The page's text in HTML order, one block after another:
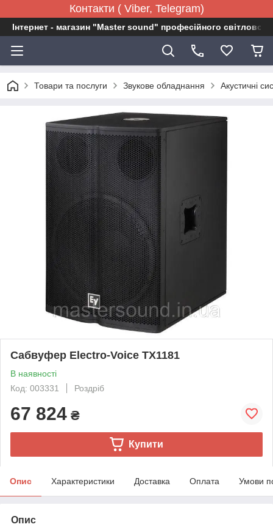
Контакти ( Viber, Telegram)
Інтернет - магазин "Master sound" професійного
Товари та послуги Звукове обладнання Акустичні
Сабвуфер Electro-Voice TX1181
В наявності
Код: 003331
Роздріб
67 824 ₴
Купити
Опис Характеристики Доставка Оплата Умови
Опис